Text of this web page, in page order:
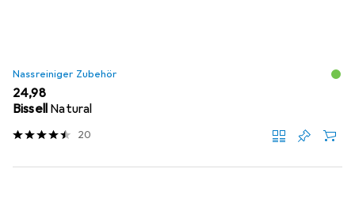
Nassreiniger Zubehör
EUR
24,98
Bissell Natural
20